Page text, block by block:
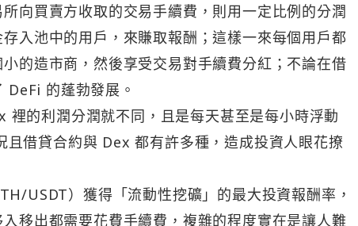
向買賣方收取的交易手續費，則用一定比例的分潤
入池中的用戶，來賺取報酬；這樣一來每個用戶都
的造市商，然後享受交易對手續費分紅；不論在借
DeFi 的蓬勃發展。
的利潤分潤就不同，且是每天甚至是每小時浮動
借貸合約與 Dex 都有許多種，造成投資人眼花撩
USDT）獲得「流動性挖礦」的最大投資報酬率，
移出都需要花費手續費，複雜的程度實在是讓人難